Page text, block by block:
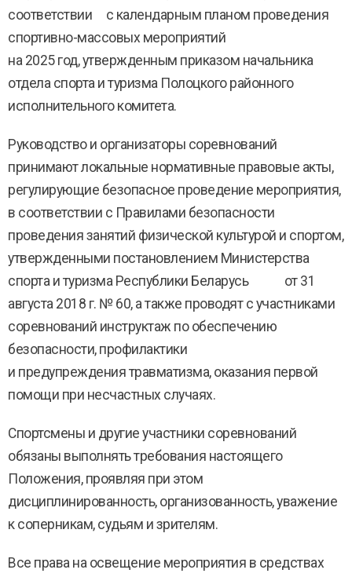
соответствии с календарным планом проведения
спортивно-массовых мероприятий
на 2025 год, утвержденным приказом начальника
отдела спорта и туризма Полоцкого районного
исполнительного комитета.
Руководство и организаторы соревнований
принимают локальные нормативные правовые акты,
регулирующие безопасное проведение мероприятия,
в соответствии с Правилами безопасности
проведения занятий физической культурой и спортом,
утвержденными постановлением Министерства
спорта и туризма Республики Беларусь от 31
августа 2018 г. № 60, а также проводят с участниками
соревнований инструктаж по обеспечению
безопасности, профилактики
и предупреждения травматизма, оказания первой
помощи при несчастных случаях.
Спортсмены и другие участники соревнований
обязаны выполнять требования настоящего
Положения, проявляя при этом
дисциплинированность, организованность, уважение
к соперникам, судьям и зрителям.
Все права на освещение мероприятия в средствах